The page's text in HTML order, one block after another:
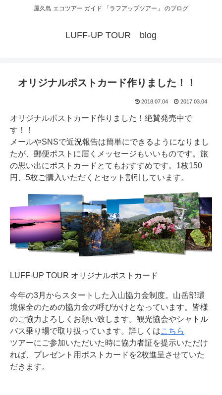
屋久島 エコツアー ガイド 「ラフアップツアー」 のブログ
LUFF-UP TOUR blog
オリジナルポストカード作りました！！
2018.07.04 2017.03.04
オリジナルポストカード作りました！絶賛発売中で
す！！
メールやSNSで近況報告は簡単にできるようになりまし
たが、郵便ポストに届くメッセージもいいものです。旅
の思い出にポストカードとてもおすすめです。1枚150
円、5枚ご購入いただくとセット割引しています。
LUFF-UP TOUR オリジナルポストカード
今年の3月からスタートした入山協力金制度。山岳部環
境保全のための協力金の呼びかけとなっています。皆様
のご協力よろしくお願い致します。観光協会やシャトル
バス乗り場で取り扱っています。詳しくはこちら
ツアーにご参加いただいた時に協力者証を提示いただけ
れば、プレゼント用ポストカードを2枚進呈させていた
だきます。